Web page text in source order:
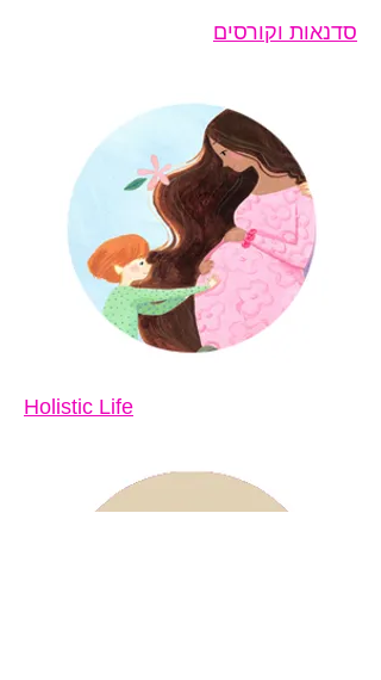
סדנאות וקורסים
Holistic Life